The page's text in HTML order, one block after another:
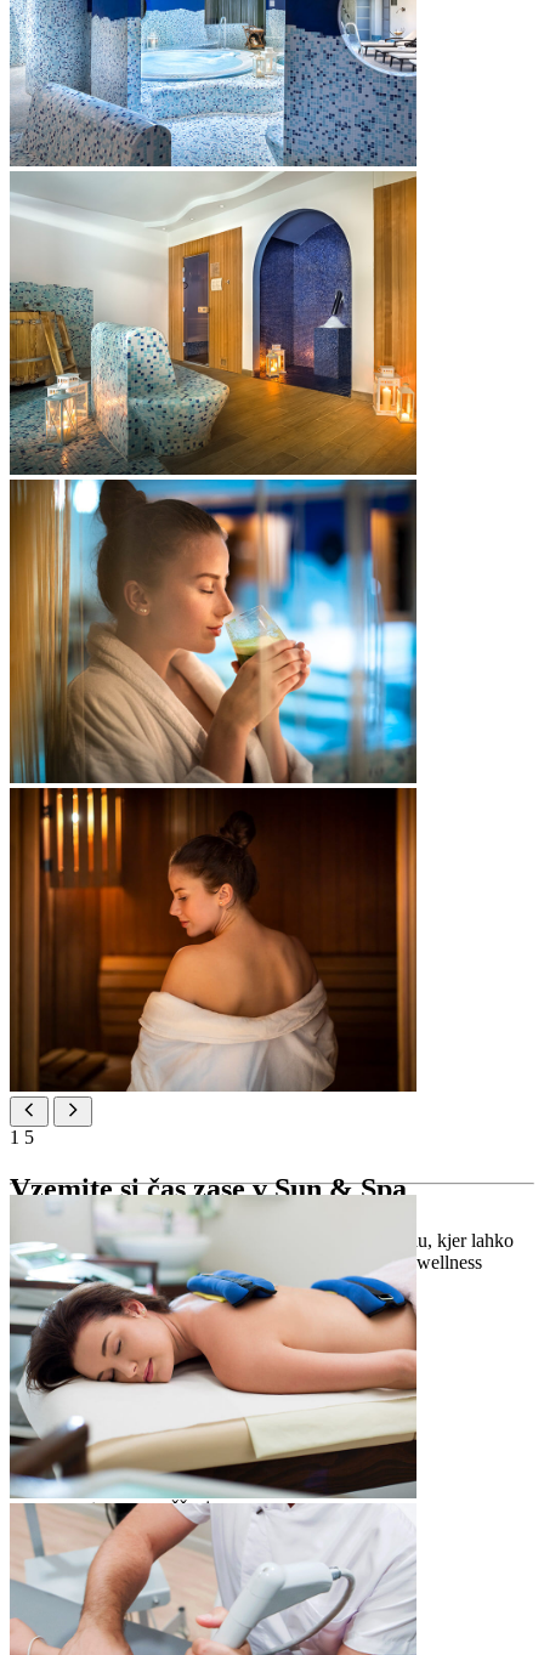
ogrevane klopi
wellness bar
1 5
Vzemite si čas zase v Sun & Spa
Privoščite si dan razvajanja v Valamar Diamant Hotelu, kjer lahko
uživate v sredozemskih spa tretmajih in pomirjujočih wellness
storitvah.
Območje spa
*proti doplačilu
parna kopel, infrardeča savna
bio savna in finska kristalna savna
sod in mali bazen s hladno vodo
masažni bazen
prostor za sproščanje
ledena fontana in različne vrste tušev
prostor za sončenje na prostem
ogrevane klopi
Fitness center